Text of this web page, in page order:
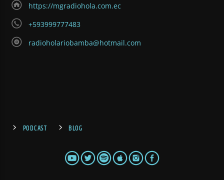
https://mgradiohola.com.ec
+593999777483
radioholariobamba@hotmail.com
PODCAST BLOG